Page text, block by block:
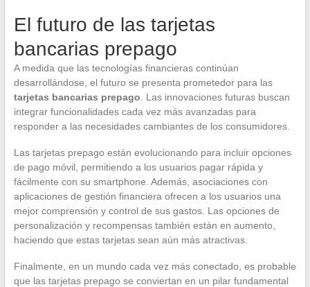
El futuro de las tarjetas
bancarias prepago
A medida que las tecnologías financieras continúan
desarrollándose, el futuro se presenta prometedor para las
tarjetas bancarias prepago . Las innovaciones futuras buscan
integrar funcionalidades cada vez más avanzadas para
responder a las necesidades cambiantes de los consumidores.
Las tarjetas prepago están evolucionando para incluir opciones
de pago móvil, permitiendo a los usuarios pagar rápida y
fácilmente con su smartphone. Además, asociaciones con
aplicaciones de gestión financiera ofrecen a los usuarios una
mejor comprensión y control de sus gastos. Las opciones de
personalización y recompensas también están en aumento,
haciendo que estas tarjetas sean aún más atractivas.
Finalmente, en un mundo cada vez más conectado, es probable
que las tarjetas prepago se conviertan en un pilar fundamental